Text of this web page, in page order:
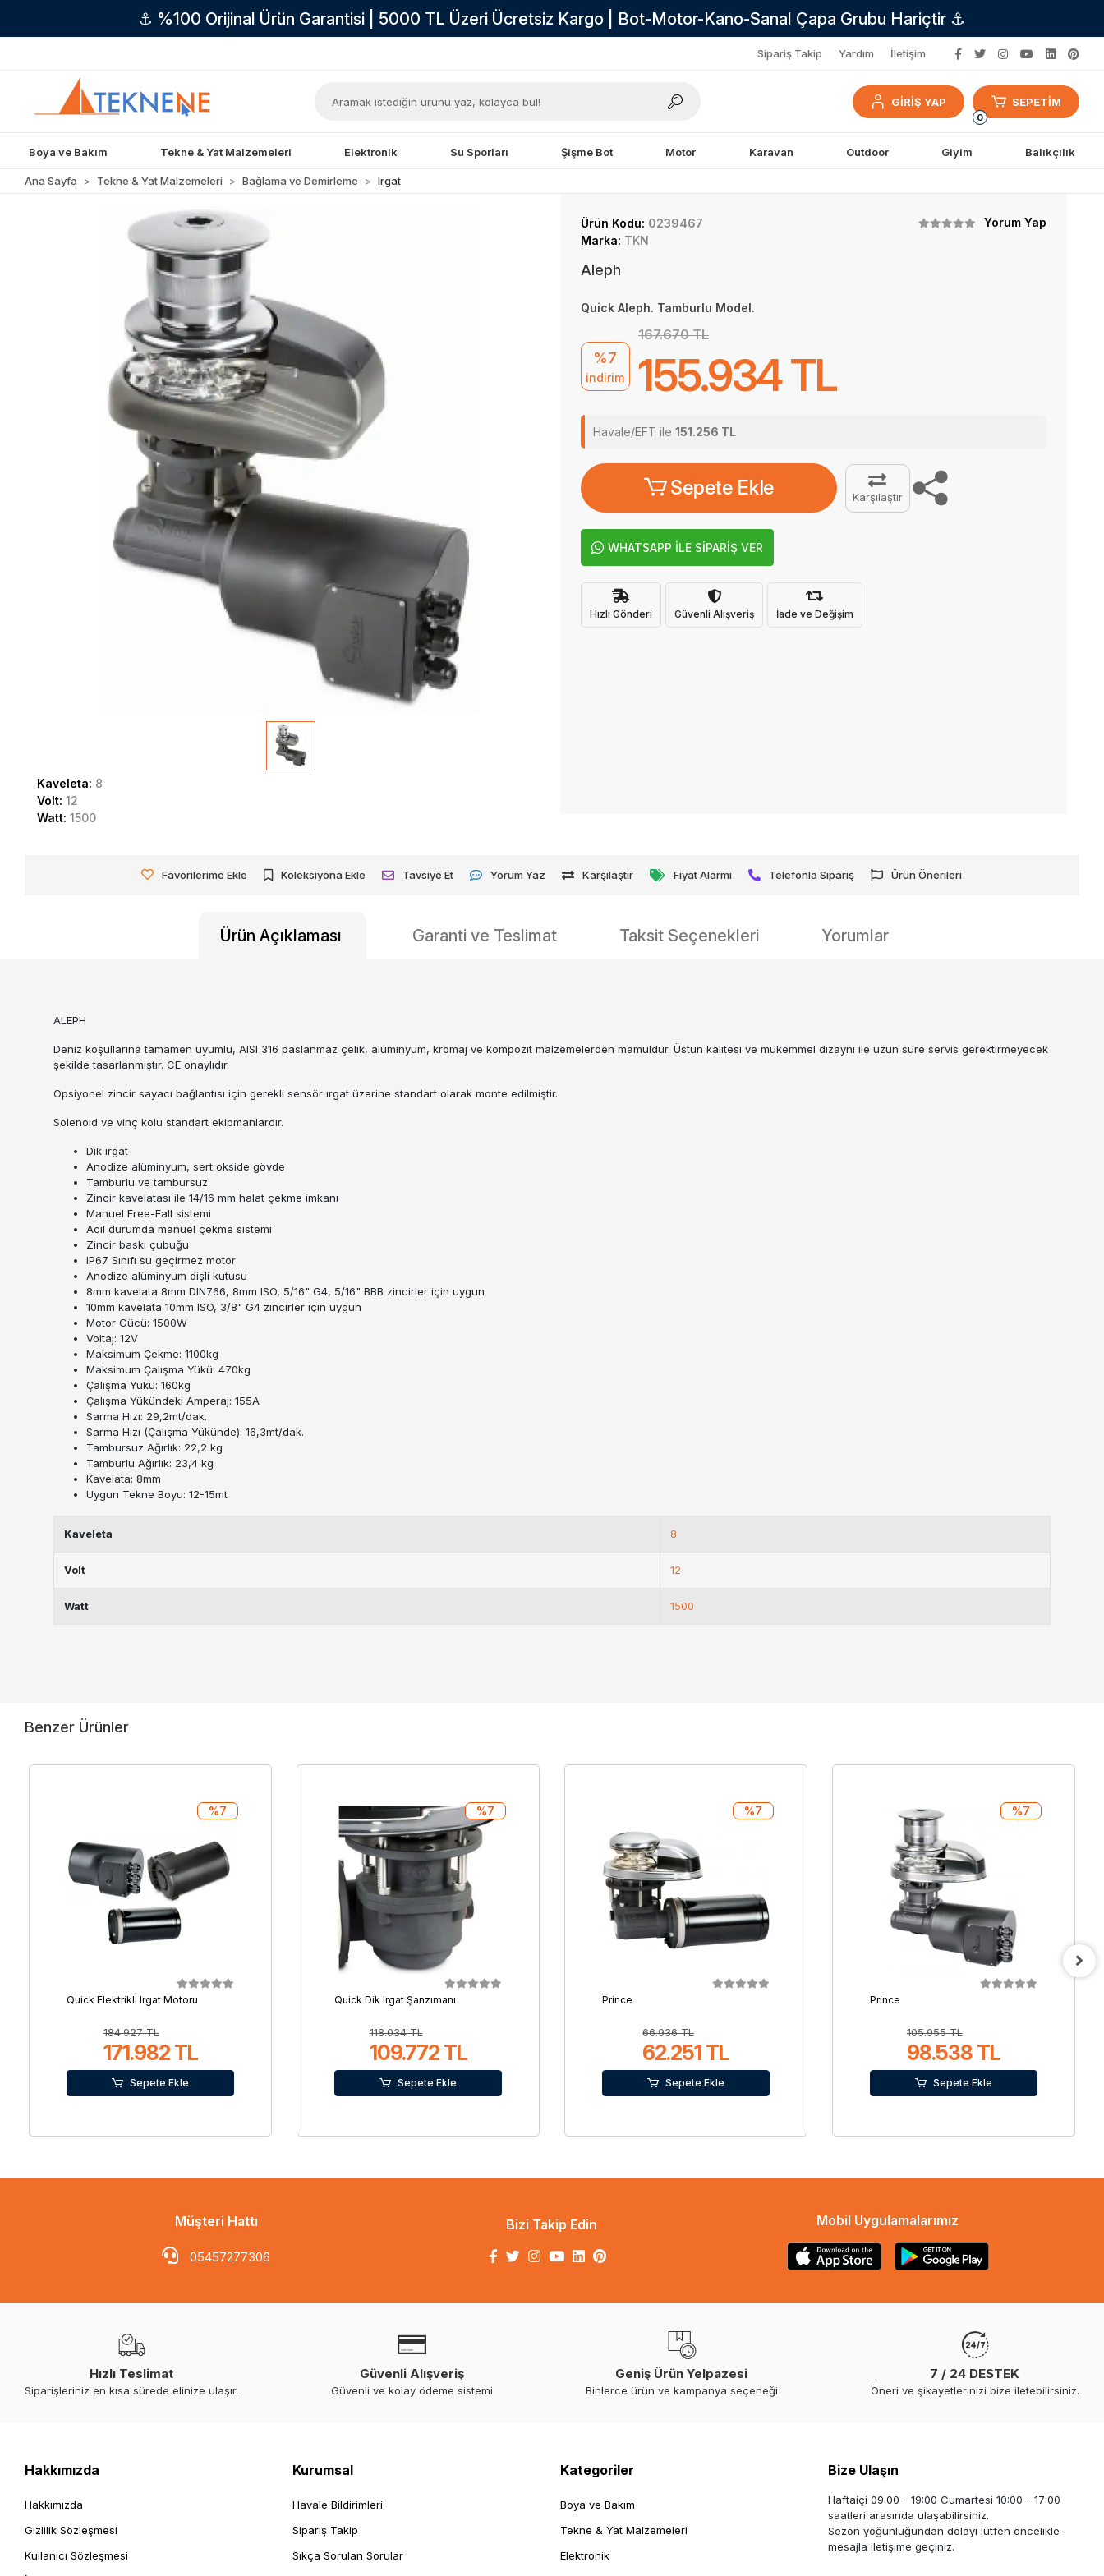
⚓ %100 Orijinal Ürün Garantisi | 5000 TL Üzeri Ücretsiz Kargo | Bot-Motor-Kano-Sanal Çapa Grubu Hariçtir ⚓
Sipariş Takip Yardım İletişim
GİRİŞ YAP
0
SEPETİM
Boya ve Bakım Tekne & Yat Malzemeleri Elektronik Su Sporları Şişme Bot Motor Karavan Outdoor Giyim Balıkçılık
Ana Sayfa Tekne & Yat Malzemeleri Bağlama ve Demirleme Irgat
Kaveleta: 8
Volt:12
Watt:1500
Ürün Kodu: 0239467
Yorum Yap
Marka: TKN
Aleph
Quick Aleph. Tamburlu Model.
%7
indirim
167.670 TL
155.934 TL
Havale/EFT ile 151.256 TL
Sepete Ekle Karşılaştır
WHATSAPP İLE SİPARİŞ VER
Hızlı Gönderi Güvenli Alışveriş İade ve Değişim
Favorilerime Ekle Koleksiyona Ekle Tavsiye Et Yorum Yaz Karşılaştır Fiyat Alarmı Telefonla Sipariş Ürün Önerileri
Ürün Açıklaması Garanti ve Teslimat Taksit Seçenekleri Yorumlar
ALEPH
Deniz koşullarına tamamen uyumlu, AISI 316 paslanmaz çelik, alüminyum, kromaj ve kompozit malzemelerden mamuldür. Üstün kalitesi ve mükemmel dizaynı ile uzun süre servis gerektirmeyecek
şekilde tasarlanmıştır. CE onaylıdır.
Opsiyonel zincir sayacı bağlantısı için gerekli sensör ırgat üzerine standart olarak monte edilmiştir.
Solenoid ve vinç kolu standart ekipmanlardır.
Dik ırgat
Anodize alüminyum, sert okside gövde
Tamburlu ve tambursuz
Zincir kavelatası ile 14/16 mm halat çekme imkanı
Manuel Free-Fall sistemi
Acil durumda manuel çekme sistemi
Zincir baskı çubuğu
IP67 Sınıfı su geçirmez motor
Anodize alüminyum dişli kutusu
8mm kavelata 8mm DIN766, 8mm ISO, 5/16" G4, 5/16" BBB zincirler için uygun
10mm kavelata 10mm ISO, 3/8" G4 zincirler için uygun
Motor Gücü: 1500W
Voltaj: 12V
Maksimum Çekme: 1100kg
Maksimum Çalışma Yükü: 470kg
Çalışma Yükü: 160kg
Çalışma Yükündeki Amperaj: 155A
Sarma Hızı: 29,2mt/dak.
Sarma Hızı (Çalışma Yükünde): 16,3mt/dak.
Tambursuz Ağırlık: 22,2 kg
Tamburlu Ağırlık: 23,4 kg
Kavelata: 8mm
Uygun Tekne Boyu: 12-15mt
Kaveleta 8
Volt 12
Watt 1500
Benzer Ürünler
Quick Elektrikli Irgat Motoru
184.927 TL
171.982 TL
%7
Sepete Ekle
Quick Dik Irgat Şanzımanı
118.034 TL
109.772 TL
%7
Sepete Ekle
Prince
66.936 TL
62.251 TL
%7
Sepete Ekle
Prince
105.955 TL
98.538 TL
%7
Sepete Ekle
Müşteri Hattı
05457277306
Bizi Takip Edin Mobil Uygulamalarımız
Hızlı Teslimat
Siparişleriniz en kısa sürede elinize ulaşır.
Güvenli Alışveriş
Güvenli ve kolay ödeme sistemi
Geniş Ürün Yelpazesi
Binlerce ürün ve kampanya seçeneği
7 / 24 DESTEK
Öneri ve şikayetlerinizi bize iletebilirsiniz.
Hakkımızda
Hakkımızda
Gizlilik Sözleşmesi
Kullanıcı Sözleşmesi
Kurumsal
Havale Bildirimleri
Sipariş Takip
Sıkça Sorulan Sorular
Kategoriler
Boya ve Bakım
Tekne & Yat Malzemeleri
Elektronik
Bize Ulaşın
Haftaiçi 09:00 - 19:00 Cumartesi 10:00 - 17:00
saatleri arasında ulaşabilirsiniz.
Sezon yoğunluğundan dolayı lütfen öncelikle
mesajla iletişime geçiniz.